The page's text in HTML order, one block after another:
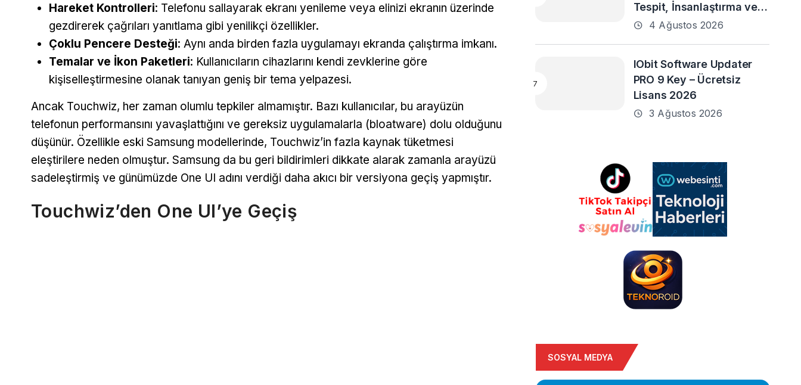
Hareket Kontrolleri: Telefonu sallayarak ekranı yenileme veya elinizi ekranın üzerinde
gezdirerek çağrıları yanıtlama gibi yenilikçi özellikler.
Çoklu Pencere Desteği: Aynı anda birden fazla uygulamayı ekranda çalıştırma imkanı.
Temalar ve İkon Paketleri: Kullanıcıların cihazlarını kendi zevklerine göre
kişiselleştirmesine olanak tanıyan geniş bir tema yelpazesi.
Ancak Touchwiz, her zaman olumlu tepkiler almamıştır. Bazı kullanıcılar, bu arayüzün
telefonun performansını yavaşlattığını ve gereksiz uygulamalarla (bloatware) dolu olduğunu
düşünür. Özellikle eski Samsung modellerinde, Touchwiz’in fazla kaynak tüketmesi
eleştirilere neden olmuştur. Samsung da bu geri bildirimleri dikkate alarak zamanla arayüzü
sadeleştirmiş ve günümüzde One UI adını verdiği daha akıcı bir versiyona geçiş yapmıştır.
Touchwiz’den One UI’ye Geçiş
Tespit, İnsanlaştırma ve
Daha Fazlası
4 Ağustos 2026
IObit Software Updater
PRO 9 Key – Ücretsiz
Lisans 2026
3 Ağustos 2026
SOSYAL MEDYA